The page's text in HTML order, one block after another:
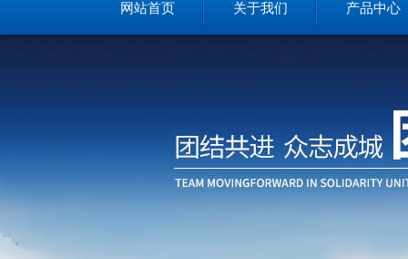
网站首页 关于我们 产品中心